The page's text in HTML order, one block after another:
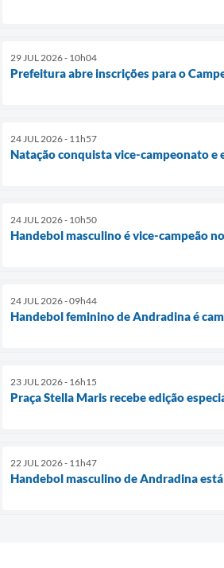
29 JUL 2026 - 10h04
Prefeitura abre inscrições para o
24 JUL 2026 - 11h57
Natação conquista vice-campeonato e
24 JUL 2026 - 10h50
Handebol masculino é vice-campeão
24 JUL 2026 - 09h44
Handebol feminino de Andradina é
23 JUL 2026 - 16h15
Praça Stella Maris recebe edição
22 JUL 2026 - 11h47
Handebol masculino de Andradina